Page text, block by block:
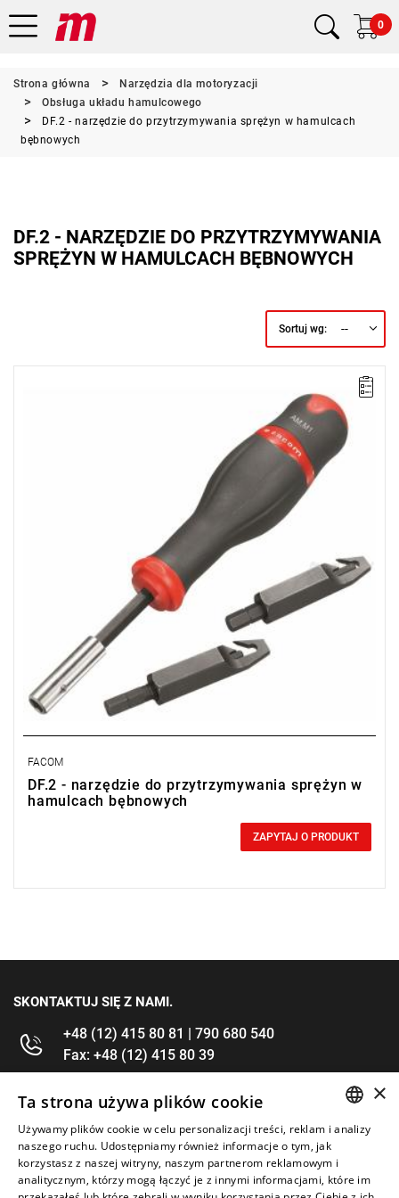
0
Strona główna
Narzędzia dla motoryzacji
Obsługa układu hamulcowego
DF.2 - narzędzie do przytrzymywania sprężyn w hamulcach
bębnowych
DF.2 - NARZĘDZIE DO PRZYTRZYMYWANIA
SPRĘŻYN W HAMULCACH BĘBNOWYCH
Sortuj wg: --
UWAGA: Produkt wycofany ze sprzedaży przez producenta. Brak
Zestaw 2 końcówek do przytrzymywania sprężyn, wym. (dł. x
1 magnetyczny uchwyt do końcówek AM.M1.
FACOM
DF.2 - narzędzie do przytrzymywania sprężyn w
hamulcach bębnowych
ZAPYTAJ O PRODUKT
SKONTAKTUJ SIĘ Z NAMI.
+48 (12) 415 80 81 | 790 680 540
Fax: +48 (12) 415 80 39
kontakt@im-narzedzia.pl
INFORMACJE
OFERTA
ENGLISH
×
Ta strona używa plików cookie
Używamy plików cookie w celu personalizacji treści, reklam i analizy
naszego ruchu. Udostępniamy również informacje o tym, jak
korzystasz z naszej witryny, naszym partnerom reklamowym i
analitycznym, którzy mogą łączyć je z innymi informacjami, które im